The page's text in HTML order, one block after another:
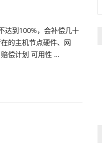
达到100%，会补偿几十
的主机节点硬件、网
偿计划 可用性 …